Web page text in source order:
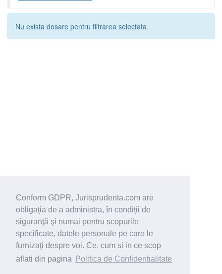
Conform GDPR, Jurisprudenta.com are
obligaţia de a administra, în condiţii de
siguranţă şi numai pentru scopurile
specificate, datele personale pe care le
furnizaţi despre voi. Ce, cum si in ce scop
aflati din pagina
Politica de Confidentialitate
Nu exista dosare pentru filtrarea selectata.